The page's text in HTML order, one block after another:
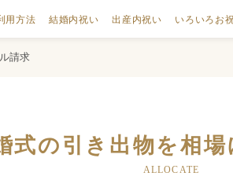
用方法 結婚内祝い 出産内祝い いろいろお
請求
式の引き出物を相
ALLOCATE